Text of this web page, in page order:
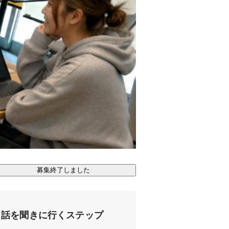
募集終了しました
話を聞きに行くステップ